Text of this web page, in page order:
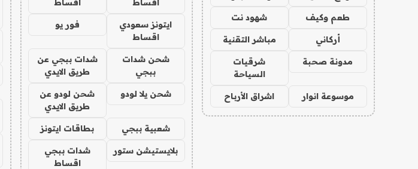
طعم وكيف شهود نت
أركاني مباشر التقنية
مدونة صحبة
شرقيات
السياحة
موسوعة انوار اشراق الأرباح
اقساط
اقساط
ايتونز سعودي
اقساط
فور يو
شحن شدات
ببجي
شدات ببجي عن
طريق الايدي
شحن يلا لودو
شحن لودو عن
طريق الايدي
شعبية ببجي بطاقات ايتونز
بلايستيشن ستور
شدات ببجي
اقساط